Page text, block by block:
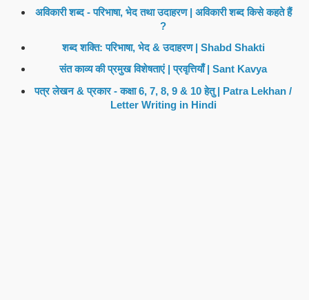
अविकारी शब्द - परिभाषा, भेद तथा उदाहरण | अविकारी शब्द किसे कहते हैं
?
शब्द शक्ति: परिभाषा, भेद & उदाहरण | Shabd Shakti
संत काव्य की प्रमुख विशेषताएं | प्रवृत्तियाँ | Sant Kavya
पत्र लेखन & प्रकार - कक्षा 6, 7, 8, 9 & 10 हेतु | Patra Lekhan /
Letter Writing in Hindi